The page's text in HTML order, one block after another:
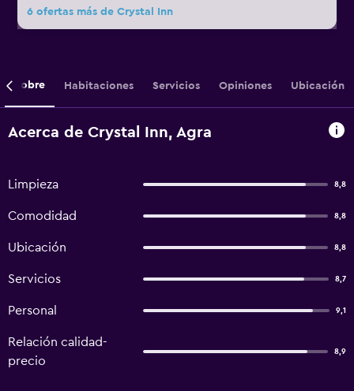
6 ofertas más de Crystal Inn
Sobre Habitaciones Servicios Opiniones Ubicación
Acerca de Crystal Inn, Agra
Limpieza 8,8
Comodidad 8,8
Ubicación 8,8
Servicios 8,7
Personal 9,1
Relación calidad-
precio
8,9